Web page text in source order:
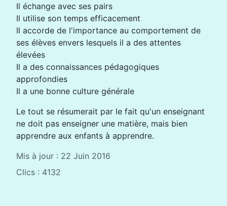
Il échange avec ses pairs
Il utilise son temps efficacement
Il accorde de l'importance au comportement de
ses élèves envers lesquels il a des attentes
élevées
Il a des connaissances pédagogiques
approfondies
Il a une bonne culture générale
Le tout se résumerait par le fait qu'un enseignant
ne doit pas enseigner une matière, mais bien
apprendre aux enfants à apprendre.
Mis à jour : 22 Juin 2016
Clics : 4132